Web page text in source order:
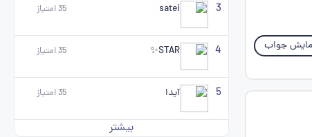
جواب
3
satei
35امتیاز
4
STAR✨
35امتیاز
5 آیدا 35امتیاز
بیشتر